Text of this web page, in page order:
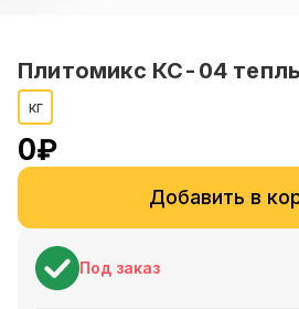
Плитомикс КС-04
кг
0₽
Добавить в
Под заказ